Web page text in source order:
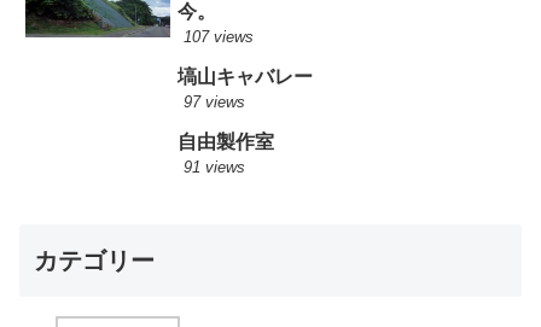
今。
107 views
塙山キャバレー
97 views
自由製作室
91 views
カテゴリー